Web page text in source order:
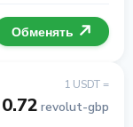
Обменять
1 USDT =
0.72 revolut-gbp